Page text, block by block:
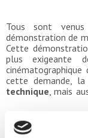
Tous sont
démonstration de
Cette
plus exigeante
cinématographique
cette demande,
technique, mais